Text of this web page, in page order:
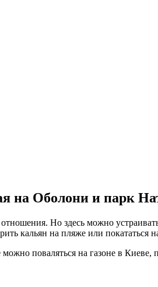
на Оболони и парк
Но здесь можно
кальян на пляже или покататься
поваляться на газоне в